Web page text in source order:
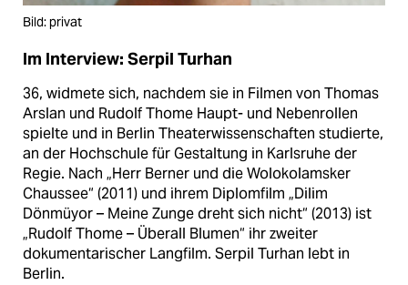
Bild: privat
Im Interview: Serpil Turhan
36, widmete sich, nachdem sie in Filmen von Thomas
Arslan und Rudolf Thome Haupt- und Nebenrollen
spielte und in Berlin Theaterwissenschaften studierte,
an der Hochschule für Gestaltung in Karlsruhe der
Regie. Nach „Herr Berner und die Wolokolamsker
Chaussee“ (2011) und ihrem Diplomfilm „Dilim
Dönmüyor – Meine Zunge dreht sich nicht“ (2013) ist
„Rudolf Thome – Überall Blumen“ ihr zweiter
dokumentarischer Langfilm. Serpil Turhan lebt in
Berlin.